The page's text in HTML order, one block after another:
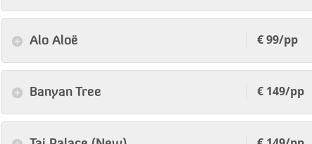
Alo Aloë € 99/pp
Banyan Tree € 149/pp